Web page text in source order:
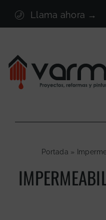
contenido
Llama ahora →
Sectores
Proyectos
Nosotros
Portada »